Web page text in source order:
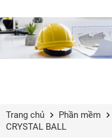
Trang chủ Phần mềm
CRYSTAL BALL